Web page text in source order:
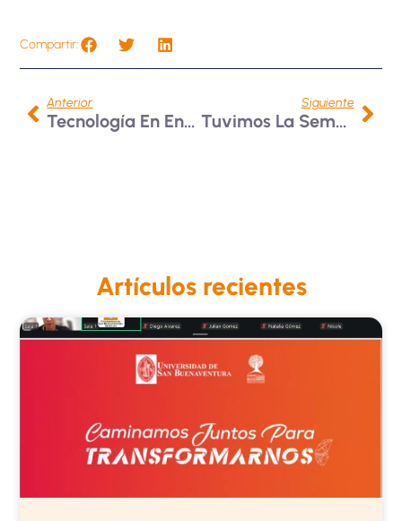
Compartir:
Anterior
Tecnología En Entrenamiento Deportivo Avanza En Proceso De Acreditación De Alta Calidad
Siguiente
Tuvimos La Semana De La Salud
Artículos recientes